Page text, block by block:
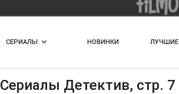
СЕРИАЛЫ НОВИНКИ ЛУЧШИЕ
Сериалы Детектив, стр. 7